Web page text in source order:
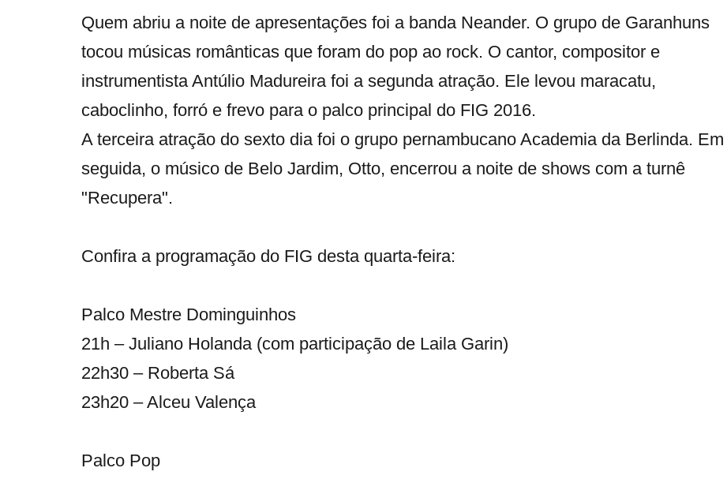
Quem abriu a noite de apresentações foi a banda Neander. O grupo de Garanhuns
tocou músicas românticas que foram do pop ao rock. O cantor, compositor e
instrumentista Antúlio Madureira foi a segunda atração. Ele levou maracatu,
caboclinho, forró e frevo para o palco principal do FIG 2016.
A terceira atração do sexto dia foi o grupo pernambucano Academia da Berlinda. Em
seguida, o músico de Belo Jardim, Otto, encerrou a noite de shows com a turnê
"Recupera".
Confira a programação do FIG desta quarta-feira:
Palco Mestre Dominguinhos
21h – Juliano Holanda (com participação de Laila Garin)
22h30 – Roberta Sá
23h20 – Alceu Valença
Palco Pop